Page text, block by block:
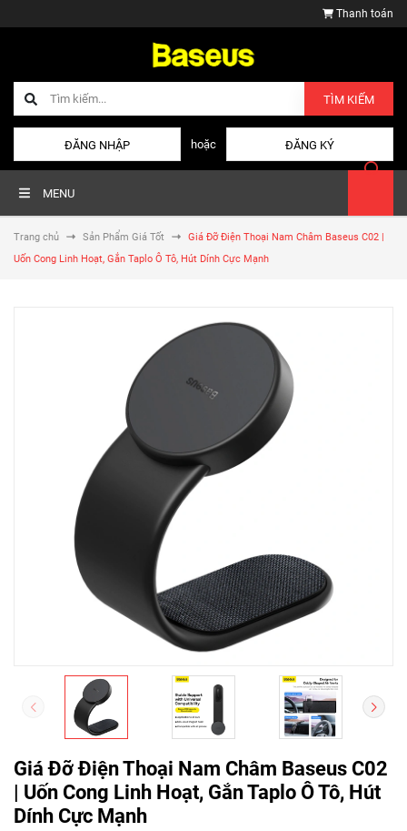
Thanh toán
TÌM KIẾM
ĐĂNG NHẬP hoặc ĐĂNG KÝ
MENU
Trang chủ Sản Phẩm Giá Tốt
Giá Đỡ Điện Thoại Nam Châm Baseus C02 |
Uốn Cong Linh Hoạt, Gắn Taplo Ô Tô, Hút Dính Cực Mạnh
Giá Đỡ Điện Thoại Nam Châm Baseus C02
| Uốn Cong Linh Hoạt, Gắn Taplo Ô Tô, Hút
Dính Cực Mạnh